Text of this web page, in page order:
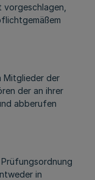
vorgeschlagen,
Mitglieder der
der an ihrer
abberufen
in